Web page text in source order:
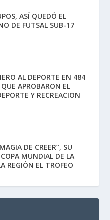
ASÍ QUEDÓ EL
DE FUTSAL SUB-17
AL DEPORTE EN 484
APROBARON EL
Y RECREACION
DE CREER”, SU
MUNDIAL DE LA
REGIÓN EL TROFEO